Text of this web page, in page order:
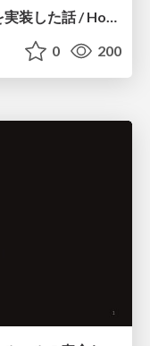
2年かけて Deno に DOMMatrix を実装した話 / How I implemented DOMMatrix in Deno over two years
0 200